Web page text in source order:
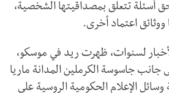
تتعلق بمصداقيتها الشخصية،
اعتماد أخرى.
لسنوات، ظهرت ريد في موسكو،
جانب جاسوسة الكرملين المدانة ماريا
وسائل الإعلام الحكومية الروسية على